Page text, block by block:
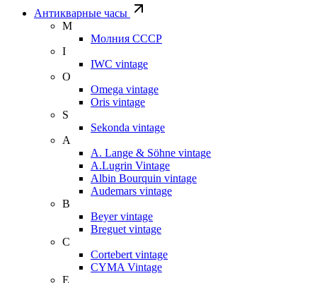
Антикварные часы
М
Молния СССР
I
IWC vintage
O
Omega vintage
Oris vintage
S
Sekonda vintage
A
A. Lange & Söhne vintage
A.Lugrin Vintage
Albin Bourquin vintage
Audemars vintage
B
Beyer vintage
Breguet vintage
C
Cortebert vintage
CYMA Vintage
E